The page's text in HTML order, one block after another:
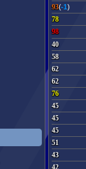
93(-1)
78
98
40
58
62
62
76
45
45
45
51
43